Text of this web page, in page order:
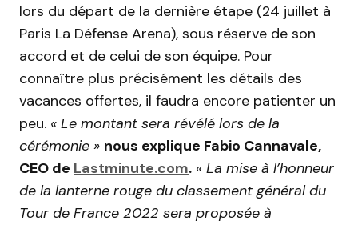
lors du départ de la dernière étape (24 juillet à
Paris La Défense Arena), sous réserve de son
accord et de celui de son équipe. Pour
connaître plus précisément les détails des
vacances offertes, il faudra encore patienter un
peu. « Le montant sera révélé lors de la
cérémonie » nous explique Fabio Cannavale,
CEO de Lastminute.com. « La mise à l’honneur
de la lanterne rouge du classement général du
Tour de France 2022 sera proposée à